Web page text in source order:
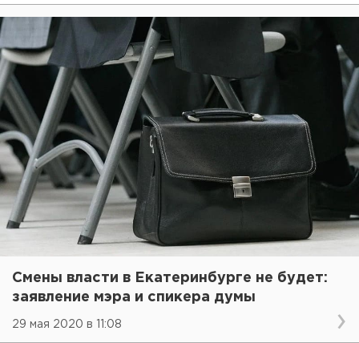
Смены власти в Екатеринбурге не будет:
заявление мэра и спикера думы
29 мая 2020 в 11:08